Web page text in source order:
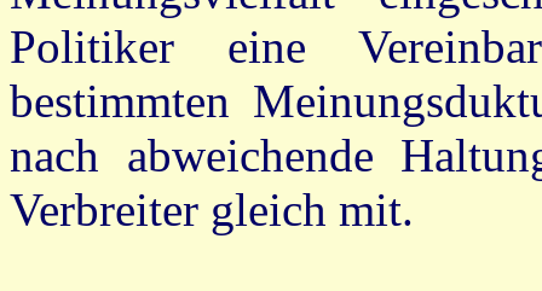
Politiker eine
bestimmten
nach abweichende
Verbreiter gleich mit.